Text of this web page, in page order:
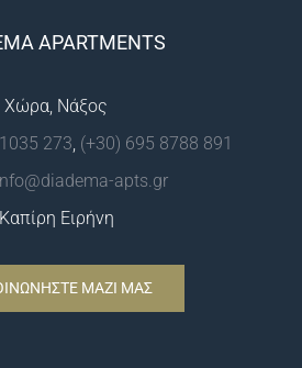
APARTMENTS
Χώρα, Νάξος
273, (+30) 695 8788 891
apts.gr
Καπίρη Ειρήνη
ΜΑΖΙ ΜΑΣ